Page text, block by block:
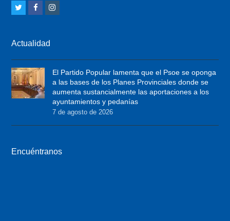
t
t
e
r
F
e
b
o
a
g
r
a
Actualidad
El Partido Popular lamenta que el Psoe se oponga
a las bases de los Planes Provinciales donde se
aumenta sustancialmente las aportaciones a los
ayuntamientos y pedanías
7 de agosto de 2026
Encuéntranos